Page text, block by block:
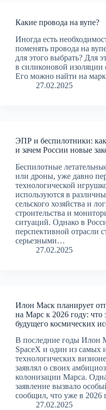
Какие провода на вупе?
Иногда есть
поменять провода на
для этого выбрать? Для
в силиконовой изоляции
Его можно найти на
27.02.2025
ЭПР и беспилотники:
и зачем России новые
Беспилотные
или дроны, уже давно
технологической
используются в
сельского хозяйства и
строительства и
ситуаций. Однако в
перспективной отрасли
серьезными…
27.02.2025
Илон Маск планирует
на Марс к 2026 году: что
будущего космических
В последние годы Илон
SpaceX и один из самых
технологических
заявлял о своих
колонизации Марса.
заявление вызвало
сообщил, что уже в 2026
27.02.2025